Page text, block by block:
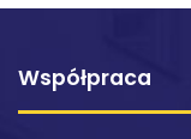
Współpraca